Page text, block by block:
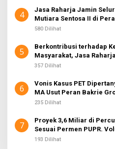
4
Jasa Raharja Jamin
Mutiara Sentosa II di
580 Dilihat
5
Berkontribusi terhadap
Masyarakat, Jasa
Transportasi Indonesia
357 Dilihat
6
Vonis Kasus PET
MA Usut Peran Bakrie
235 Dilihat
7
Proyek 3,6 Miliar di
Sesuai Permen PUPR.
Tidak Tercantum di
193 Dilihat